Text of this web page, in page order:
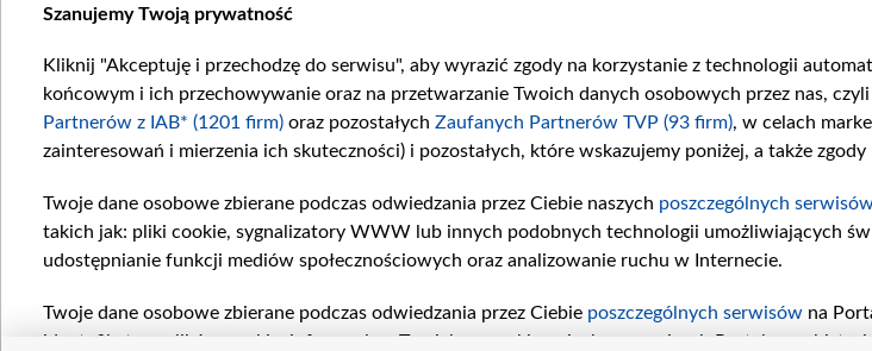
Szanujemy Twoją prywatność
Kliknij "Akceptuję i przechodzę do serwisu", aby wyrazić zgody na korzystanie z technologii
końcowym i ich przechowywanie oraz na przetwarzanie Twoich danych osobowych przez nas,
Partnerów z IAB* (1201 firm) oraz pozostałych Zaufanych Partnerów TVP (93 firm), w celach
zainteresowań i mierzenia ich skuteczności) i pozostałych, które wskazujemy poniżej, a także
Twoje dane osobowe zbierane podczas odwiedzania przez Ciebie naszych poszczególnych
takich jak: pliki cookie, sygnalizatory WWW lub innych podobnych technologii umożliwiających
udostępnianie funkcji mediów społecznościowych oraz analizowanie ruchu w Internecie.
Twoje dane osobowe zbierane podczas odwiedzania przez Ciebie poszczególnych serwisów na
identyfikatory plików cookie, informacje o Twoich wyszukiwaniach w serwisach Portalu czy